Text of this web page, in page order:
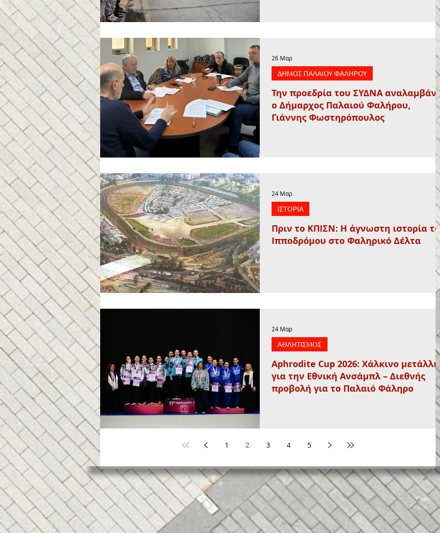
Την προεδρία του ΣΥΔΝΑ
ο Δήμαρχος Παλαιού Φαλήρου,
Γιάννης Φωστηρόπουλος
ΔΗΜΟΣ ΠΑΛΑΙΟΥ ΦΑΛΗΡΟΥ
26 Μαρ
Πριν το ΚΠΙΣΝ: Η άγνωστη ιστορία
Ιπποδρόμου στο Φαληρικό Δέλτα
ΙΣΤΟΡΙΑ
24 Μαρ
Aphrodite Cup 2026: Χάλκινο
για την Εθνική Ανσάμπλ – Διεθνής
προβολή για το Παλαιό Φάληρο
ΑΘΛΗΤΙΣΜΟΣ
24 Μαρ
1 2 3 4 5